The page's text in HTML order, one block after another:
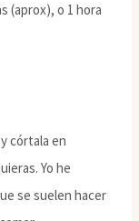
(aprox), o 1 hora
córtala en
Yo he
se suelen hacer